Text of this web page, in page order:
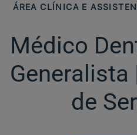
ÁREA CLÍNICA E
Médico
de